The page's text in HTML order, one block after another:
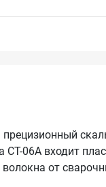
CT-06A входит
от